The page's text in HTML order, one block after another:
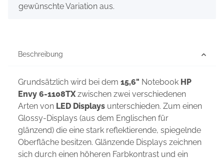
gewünschte Variation aus.
Beschreibung
Grundsätzlich wird bei dem 15,6" Notebook HP
Envy 6-1108TXzwischen zwei verschiedenen
Arten von LED Displays unterschieden. Zum einen
Glossy-Displays (aus dem Englischen für
glänzend) die eine stark reflektierende, spiegelnde
Oberfläche besitzen. Glänzende Displays zeichnen
sich durch einen höheren Farbkontrast und ein